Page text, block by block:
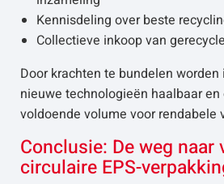
Kennisdeling over beste
Collectieve inkoop van
Door krachten te bundelen
nieuwe technologieën haalbaar
voldoende volume voor rendabele
Conclusie: De weg naar
circulaire EPS-